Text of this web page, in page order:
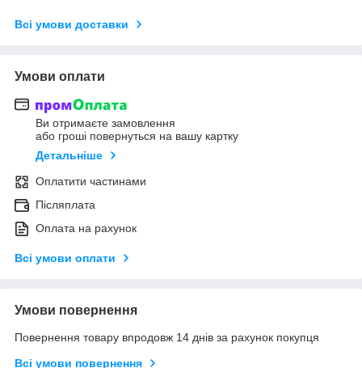
Всі умови доставки
Умови оплати
Ви отримаєте замовлення
або гроші повернуться на вашу картку
Детальніше
Оплатити частинами
Післяплата
Оплата на рахунок
Всі умови оплати
Умови повернення
Повернення товару впродовж 14 днів за рахунок покупця
Всі умови повернення